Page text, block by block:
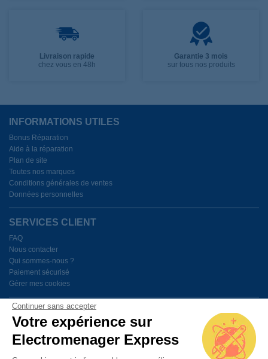
Continuer sans accepter
Votre expérience sur
Electromenager Express
Livraison rapide
chez vous en 48h
Garantie 3 mois
sur tous nos produits
INFORMATIONS UTILES
Bonus Réparation
Aide à la réparation
Plan de site
Toutes nos marques
Conditions générales de ventes
Données personnelles
SERVICES CLIENT
FAQ
Nous contacter
Qui sommes-nous ?
Paiement sécurisé
Gérer mes cookies
BESOIN D'AIDE ?